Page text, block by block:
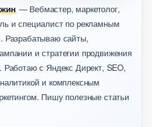
— Вебмастер, маркетолог,
и специалист по рекламным
Разрабатываю сайты,
и стратегии продвижения
Работаю с Яндекс Директ, SEO,
и комплексным
Пишу полезные статьи